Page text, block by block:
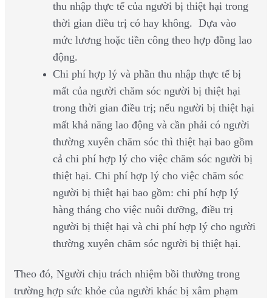
thu nhập thực tế của người bị thiệt hại trong
thời gian điều trị có hay không. Dựa vào
mức lương hoặc tiền công theo hợp đồng lao
động.
Chi phí hợp lý và phần thu nhập thực tế bị
mất của người chăm sóc người bị thiệt hại
trong thời gian điều trị; nếu người bị thiệt hại
mất khả năng lao động và cần phải có người
thường xuyên chăm sóc thì thiệt hại bao gồm
cả chi phí hợp lý cho việc chăm sóc người bị
thiệt hại. Chi phí hợp lý cho việc chăm sóc
người bị thiệt hại bao gồm: chi phí hợp lý
hàng tháng cho việc nuôi dưỡng, điều trị
người bị thiệt hại và chi phí hợp lý cho người
thường xuyên chăm sóc người bị thiệt hại.
Theo đó, Người chịu trách nhiệm bồi thường trong
trường hợp sức khỏe của người khác bị xâm phạm